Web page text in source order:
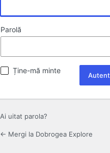
Parolă
Ține-mă minte
Ai uitat parola?
← Mergi la Dobrogea Explore